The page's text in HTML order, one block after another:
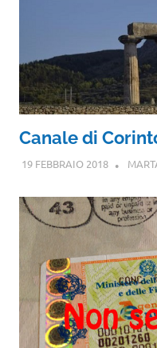
Canale di
19 FEBBRAIO 2018